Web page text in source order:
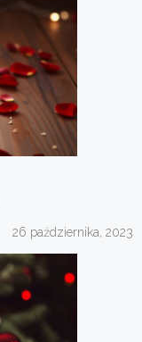
26 października, 2023